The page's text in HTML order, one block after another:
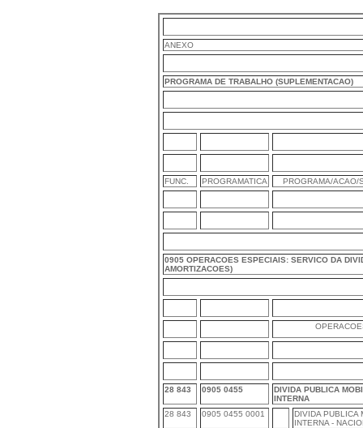
ANEXO
PROGRAMA DE TRABALHO (SUPLEMENTACAO)
FUNC. PROGRAMATICA PROGRAMA/ACAO/
0905 OPERACOES ESPECIAIS: SERVICO DA
AMORTIZACOES)
28 843 0905 0455
DIVIDA PUBLICA
INTERNA
28 843
0905 0455 0001
DIVIDA PUBLICA
INTERNA -